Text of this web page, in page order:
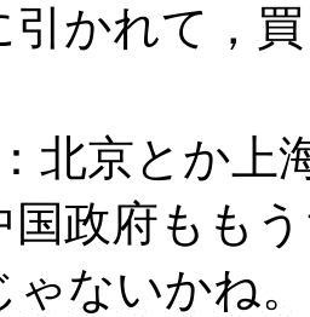
引かれて，
北京とか上
国政府もも
ゃないかね